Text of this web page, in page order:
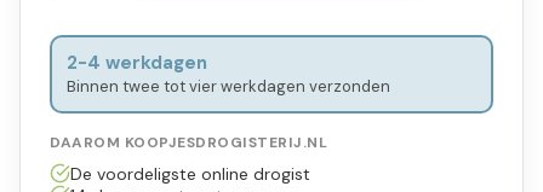
2-4 werkdagen
Binnen twee tot vier werkdagen verzonden
DAAROM KOOPJESDROGISTERIJ.NL
De voordeligste online drogist